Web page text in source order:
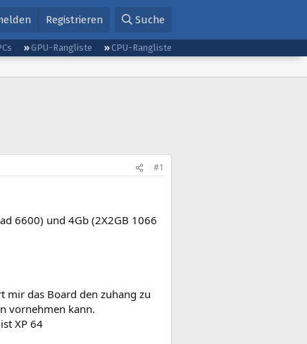
Registrieren Suche
GPU-Rangliste
CPU-Rangliste
#1
6600) und 4Gb (2X2GB 1066
mir das Board den zuhang zu
vornehmen kann.
XP 64